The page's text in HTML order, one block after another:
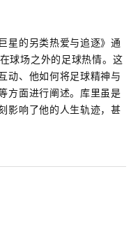
星的另类热爱与追逐》通
球场之外的足球热情。这
动、他如何将足球精神与
方面进行阐述。库里虽是
影响了他的人生轨迹，甚